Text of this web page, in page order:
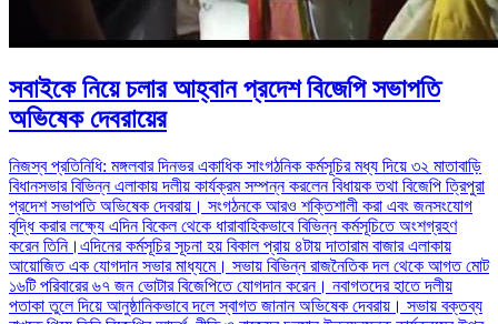
সবাইকে নিয়ে চলার আহ্বান প্রদেশ বিজেপি সভাপতি
অভিষেক দেবরায়ের
নিজস্ব প্রতিনিধি: মঙ্গলবার দিনভর একাধিক সাংগঠনিক কর্মসূচির মধ্য দিয়ে ৩২ মাতাবাড়ি
বিধানসভার বিভিন্ন এলাকায় দলীয় কার্যক্রম সম্পন্ন করলেন বিধায়ক তথা বিজেপি ত্রিপুরা
প্রদেশ সভাপতি অভিষেক দেবরায়। সংগঠনকে আরও শক্তিশালী করা এবং জনসংযোগ
বৃদ্ধি করার লক্ষ্যে এদিন বিকেল থেকে ধারাবাহিকভাবে বিভিন্ন কর্মসূচিতে অংশগ্রহণ
করেন তিনি।এদিনের কর্মসূচির সূচনা হয় বিকাল প্রায় ৪টায় দাতারাম বাজার এলাকায়
আয়োজিত এক যোগদান সভার মাধ্যমে। সভায় বিভিন্ন রাজনৈতিক দল থেকে আগত মোট
১৬টি পরিবারের ৬৭ জন ভোটার বিজেপিতে যোগদান করেন। নবাগতদের হাতে দলীয়
পতাকা তুলে দিয়ে আনুষ্ঠানিকভাবে দলে স্বাগত জানান অভিষেক দেবরায়। সভায় বক্তব্য